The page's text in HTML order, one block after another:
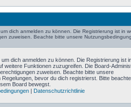
dich anmelden zu können. Die Registrierung ist
zuweisen. Beachte bitte unsere
dich anmelden zu können. Die Registrierung ist
weitere Funktionen zuzugreifen. Die Board-
zuweisen. Beachte bitte unsere
bevor du dich registrierst. Bitte
Board bewegst.
| Datenschutzrichtlinie